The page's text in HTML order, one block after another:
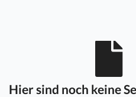
Hier sind noch keine